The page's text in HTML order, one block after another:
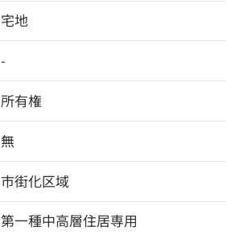
宅地
-
所有権
無
市街化区域
第一種中高層住居専用